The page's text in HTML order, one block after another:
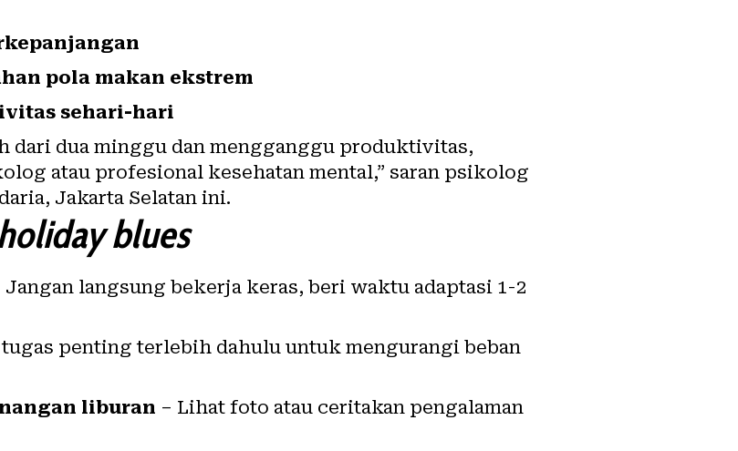
pola makan ekstrem
sehari-hari
dari dua minggu dan mengganggu produktivitas,
atau profesional kesehatan mental,” saran psikolog
Jakarta Selatan ini.
blues
Jangan langsung bekerja keras, beri waktu adaptasi 1-2
tugas penting terlebih dahulu untuk mengurangi beban
liburan – Lihat foto atau ceritakan pengalaman